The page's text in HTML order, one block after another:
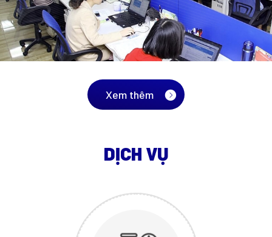
Xem thêm
DỊCH VỤ